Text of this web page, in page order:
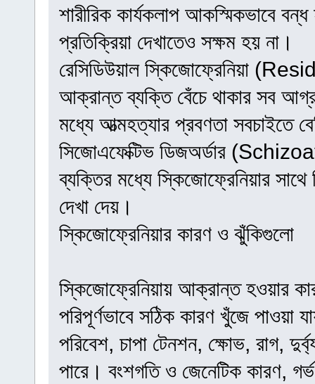
শারীরিক কার্যকলাপ আকস্মিকভাবে
প্রতিক্রিয়া দেখাতেও সক্ষম হয় না।
রেসিডিউয়াল স্কিজোফ্রেনিয়া
আক্রান্ত ব্যক্তি বেঁচে থাকার সব
মধ্যে আত্মহত্যার প্রবণতা সবচাইতে
সিজোএফেক্টিভ ডিজঅর্ডার
ব্যক্তির মধ্যে স্কিজোফ্রেনিয়ার
দেখা দেয়।
স্কিজোফ্রেনিয়ার কারণ ও ঝুঁকিগুলো
স্কিজোফ্রেনিয়ায় আক্রান্ত হওয়ার
পরিপূর্ণভাবে সঠিক কারণ খুঁজে পাওয়া
পরিবেশ, চাপা টেনশন, ক্ষোভ, রাগ,
পারে। বংশগতি ও জেনেটিক কারণ,